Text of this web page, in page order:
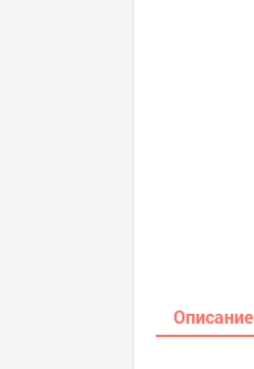
Описание